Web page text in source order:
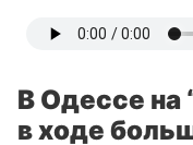
В Одессе на
в ходе